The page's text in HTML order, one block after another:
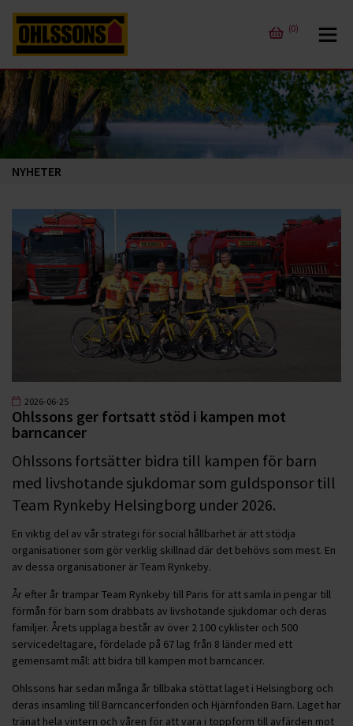
(0)
NYHETER
2026-06-25
Ohlssons ger fortsatt stöd i kampen mot
barncancer
Ohlssons fortsätter bidra till kampen för barn
med livshotande sjukdomar som guldsponsor till
Team Rynkeby Helsingborg under 2026.
En viktig del av vår strategi för social hållbarhet är att stödja
organisationer som gör verklig skillnad där det behövs som mest. En
av dessa organisationer är Team Rynkeby.
År efter år trampar Team Rynkeby till Paris för att samla in pengar till
förmån för barn som drabbats av livshotande sjukdomar och deras
familjer. Årets upplaga består av över 2 100 cyklister och 500
servicedeltagare, fördelade på 67 lag från 8 länder med ett
gemensamt mål: att bidra till kampen mot barncancer.
Ohlssons har sedan många år tillbaka stöttat laget i Helsingborg och
deras insamling till Barncancerfonden och Hjärnfonden Barn. Laget har
tränat hela vintern och våren för att vara i toppform till avfärden mot